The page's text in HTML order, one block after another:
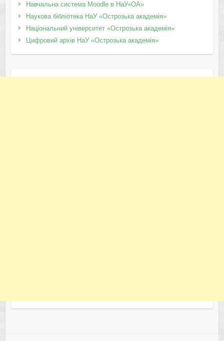
Навчальна система Moodle в НаУ«ОА»
Наукова бібліотека НаУ «Острозька академія»
Національний університет «Острозька академія»
Цифровий архів НаУ «Острозька академія»